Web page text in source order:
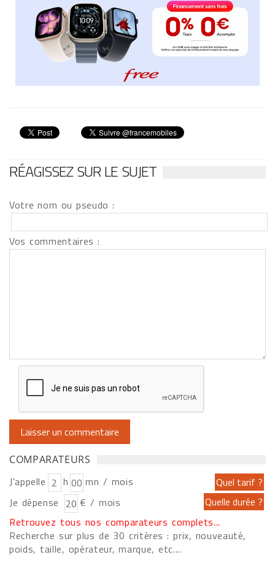
RÉAGISSEZ SUR LE SUJET
Votre nom ou pseudo :
Vos commentaires :
COMPARATEURS
J'appelle h
mn / mois
Je dépense
€ / mois
Retrouvez tous nos comparateurs complets...
Recherche sur plus de 30 critères : prix, nouveauté,
poids, taille, opérateur, marque, etc....